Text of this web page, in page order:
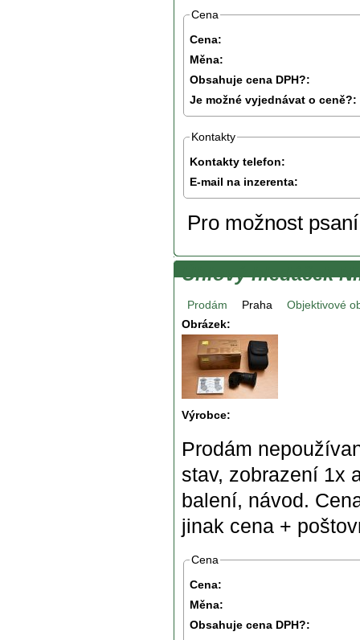
Cena
Cena:
Měna:
Obsahuje cena DPH?:
Je možné vyjednávat o ceně?:
Kontakty
Kontakty telefon:
E-mail na inzerenta:
Pro možnost
Úhlový hledáček
Prodám Praha
Objektivové
Obrázek:
Výrobce:
Prodám
stav, zobrazení 1x
balení, návod.
jinak cena +
Cena
Cena:
Měna:
Obsahuje cena DPH?: